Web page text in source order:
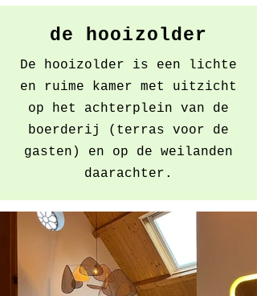
de hooizolder
De hooizolder is een lichte
en ruime kamer met uitzicht
op het achterplein van de
boerderij (terras voor de
gasten) en op de weilanden
daarachter.